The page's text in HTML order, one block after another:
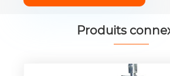
Produits